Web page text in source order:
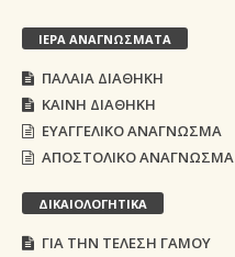
ΙΕΡΑ ΑΝΑΓΝΩΣΜΑΤΑ
ΠΑΛΑΙΑ ΔΙΑΘΗΚΗ
ΚΑΙΝΗ ΔΙΑΘΗΚΗ
ΕΥΑΓΓΕΛΙΚΟ ΑΝΑΓΝΩΣΜΑ
ΑΠΟΣΤΟΛΙΚΟ ΑΝΑΓΝΩΣΜΑ
ΔΙΚΑΙΟΛΟΓΗΤΙΚΑ
ΓΙΑ ΤΗΝ ΤΕΛΕΣΗ ΓΑΜΟΥ